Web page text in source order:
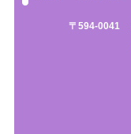
〒594-0041